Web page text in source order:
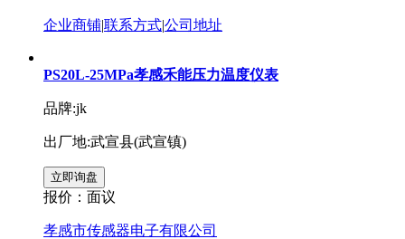
企业商铺|联系方式|公司地址
PS20L-25MPa孝感禾能压力温度仪表
品牌:jk
出厂地:武宣县(武宣镇)
报价： 面议
孝感市传感器电子有限公司